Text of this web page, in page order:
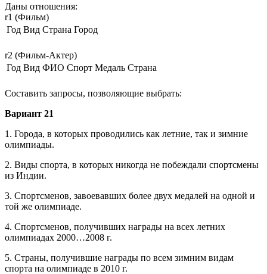
Даны отношения:
r1 (Фильм)
Год Вид Страна Город
r2 (Фильм-Актер)
Год Вид ФИО Спорт Медаль Страна
Составить запросы, позволяющие выбрать:
Вариант 21
1. Города, в которых проводились как летние, так и зимние
олимпиады.
2. Виды спорта, в которых никогда не побеждали спортсмены
из Индии.
3. Спортсменов, завоевавших более двух медалей на одной и
той же олимпиаде.
4. Спортсменов, получивших награды на всех летних
олимпиадах 2000…2008 г.
5. Страны, получившие награды по всем зимним видам
спорта на олимпиаде в 2010 г.